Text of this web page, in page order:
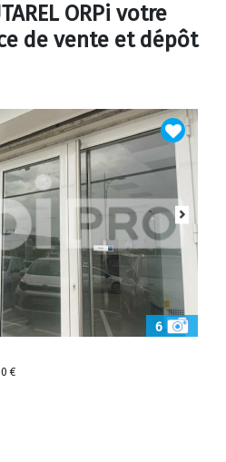
ORPi votre
de vente et dépôt
6
€